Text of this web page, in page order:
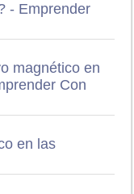
- Emprender
magnético en
Con
en las